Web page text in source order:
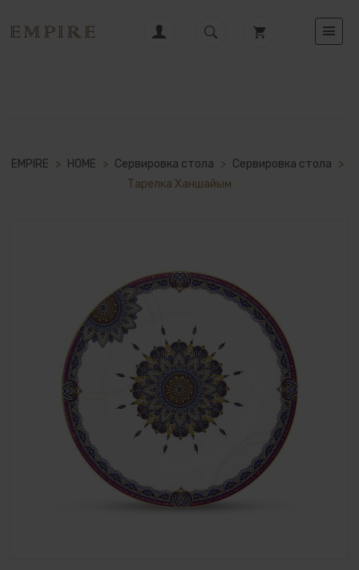
EMPIRE > HOME > Сервировка стола > Сервировка стола >
Тарелка Ханшайым